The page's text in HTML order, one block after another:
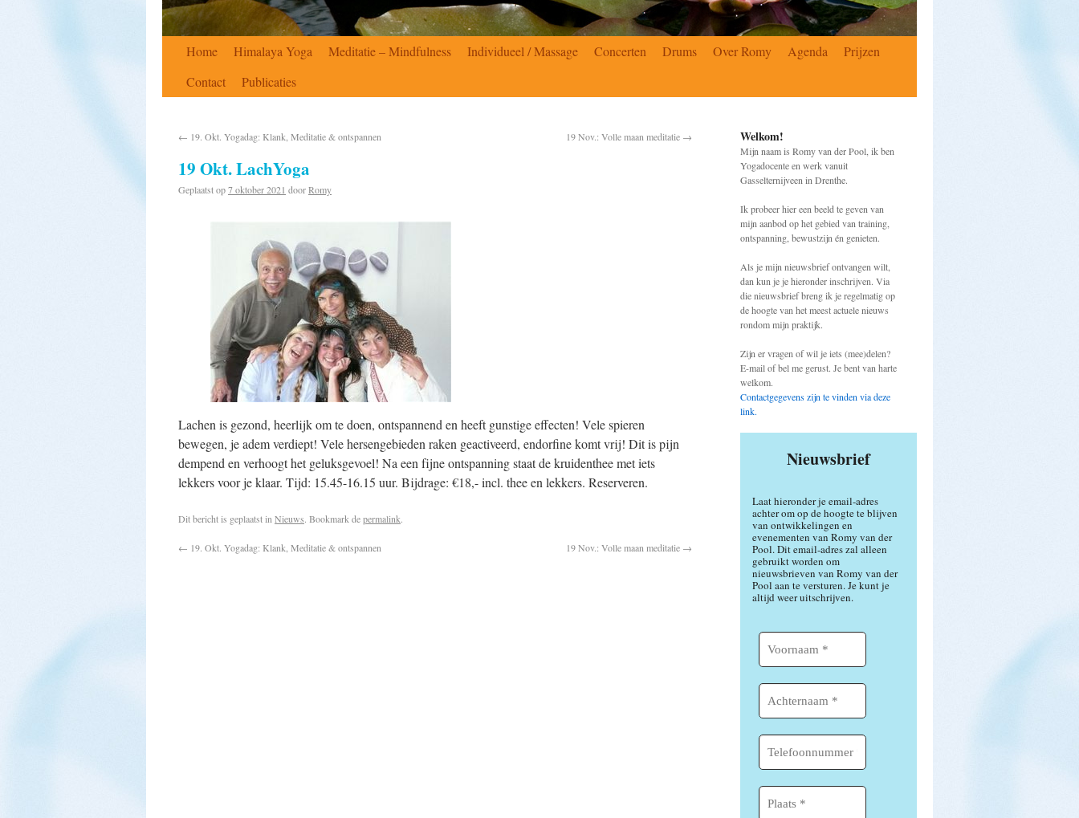
Home Himalaya Yoga Meditatie – Mindfulness Individueel / Massage Concerten Drums Over Romy Agenda
Prijzen
Contact
Publicaties
← 19. Okt. Yogadag: Klank, Meditatie & ontspannen 19 Nov.: Volle maan meditatie →
19 Okt. LachYoga
Geplaatst op7 oktober 2021 doorRomy
Lachen is gezond, heerlijk om te doen, ontspannend en heeft gunstige effecten! Vele spieren
bewegen, je adem verdiept! Vele hersengebieden raken geactiveerd, endorfine komt vrij! Dit is pijn
dempend en verhoogt het geluksgevoel! Na een fijne ontspanning staat de kruidenthee met iets
lekkers voor je klaar. Tijd: 15.45-16.15 uur. Bijdrage: €18,- incl. thee en lekkers. Reserveren.
Dit bericht is geplaatst in Nieuws. Bookmark depermalink.
← 19. Okt. Yogadag: Klank, Meditatie & ontspannen 19 Nov.: Volle maan meditatie →
Welkom!
Mijn naam is Romy van der Pool, ik ben
Yogadocente en werk vanuit
Gasselternijveen in Drenthe.
Ik probeer hier een beeld te geven van
mijn aanbod op het gebied van training,
ontspanning, bewustzijn én genieten.
Als je mijn nieuwsbrief ontvangen wilt,
dan kun je je hieronder inschrijven. Via
die nieuwsbrief breng ik je regelmatig op
de hoogte van het meest actuele nieuws
rondom mijn praktijk.
Zijn er vragen of wil je iets (mee)delen?
E-mail of bel me gerust. Je bent van harte
welkom.
Contactgegevens zijn te vinden via deze
link.
Nieuwsbrief
Laat hieronder je email-adres
achter om op de hoogte te blijven
van ontwikkelingen en
evenementen van Romy van der
Pool. Dit email-adres zal alleen
gebruikt worden om
nieuwsbrieven van Romy van der
Pool aan te versturen. Je kunt je
altijd weer uitschrijven.